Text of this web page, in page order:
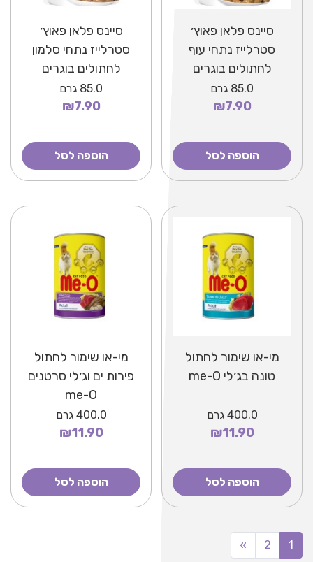
סיינס פלאן פאוץ׳
סטרלייז נתחי עוף
לחתולים בוגרים
85.0 גרם
₪7.90
הוספה לסל
סיינס פלאן פאוץ׳
סטרלייז נתחי סלמון
לחתולים בוגרים
85.0 גרם
₪7.90
הוספה לסל
מי-או שימור לחתול
טונה בג׳לי me-O
400.0 גרם
₪11.90
הוספה לסל
מי-או שימור לחתול
פירות ים וג׳לי סרטנים
me-O
400.0 גרם
₪11.90
הוספה לסל
1
2
»